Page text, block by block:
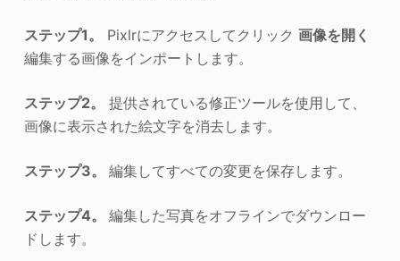
ステップ1。 Pixlrにアクセスしてクリック 画像を開く
編集する画像をインポートします。
ステップ2。
提供されている修正ツールを使用して、
画像に表示された絵文字を消去します。
ステップ3。 編集してすべての変更を保存します。
ステップ4。 編集した写真をオフラインでダウンロー
ドします。